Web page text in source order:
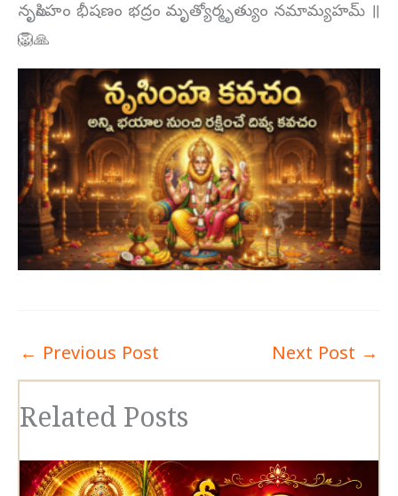
నృసింహం భీషణం భద్రం మృత్యోర్మృత్యుం నమామ్యహమ్ ॥
🦁🙏
← Previous Post Next Post →
Related Posts